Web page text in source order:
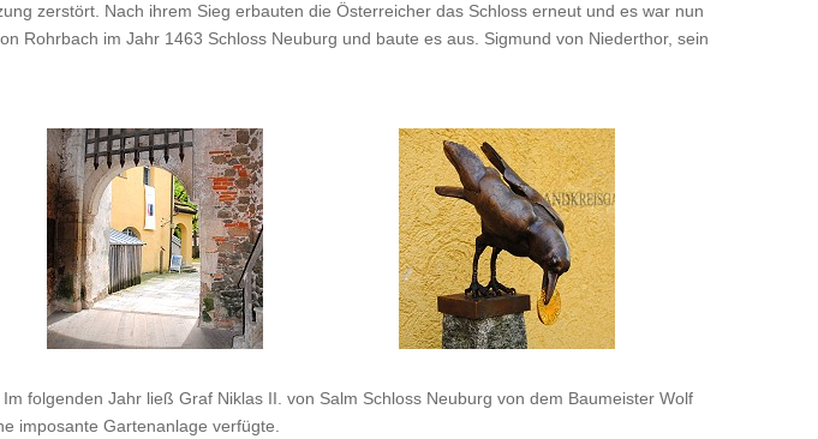
zerstört. Nach ihrem Sieg erbauten die Österreicher das Schloss erneut und es war nun
Rohrbach im Jahr 1463 Schloss Neuburg und baute es aus. Sigmund von Niederthor, sein
folgenden Jahr ließ Graf Niklas II. von Salm Schloss Neuburg von dem Baumeister Wolf
imposante Gartenanlage verfügte.